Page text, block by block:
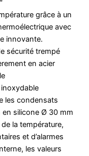
grâce à un
avec
innovante.
sécurité trempé
en acier
les condensats
en silicone Ø 30 mm
la température,
et d’alarmes
les valeurs